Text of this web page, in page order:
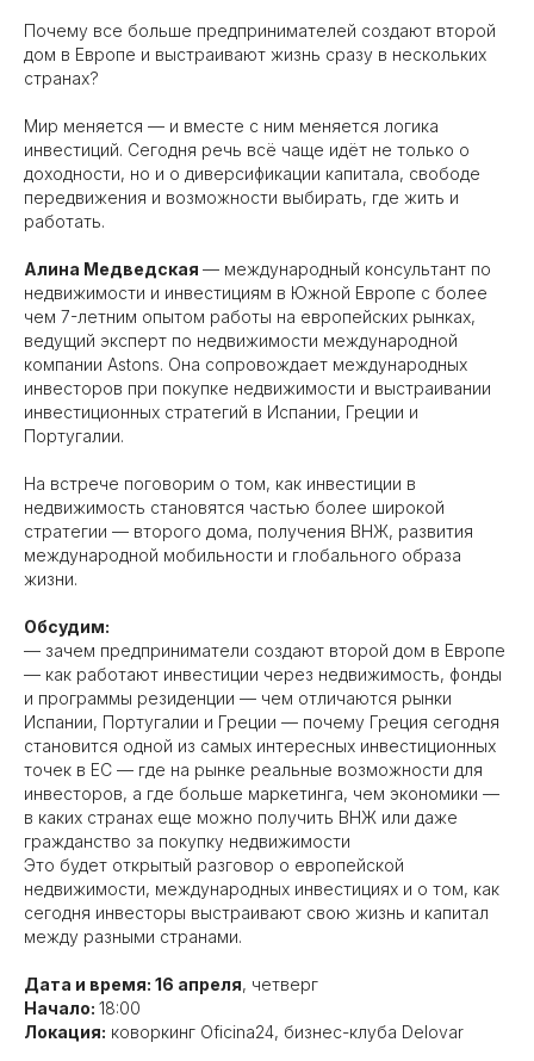
Почему все больше предпринимателей создают второй
дом в Европе и выстраивают жизнь сразу в нескольких
странах?
Мир меняется — и вместе с ним меняется логика
инвестиций. Сегодня речь всё чаще идёт не только о
доходности, но и о диверсификации капитала, свободе
передвижения и возможности выбирать, где жить и
работать.
Алина Медведская — международный консультант по
недвижимости и инвестициям в Южной Европе с более
чем 7-летним опытом работы на европейских рынках,
ведущий эксперт по недвижимости международной
компании Astons. Она сопровождает международных
инвесторов при покупке недвижимости и выстраивании
инвестиционных стратегий в Испании, Греции и
Португалии.
​На встрече поговорим о том, как инвестиции в
недвижимость становятся частью более широкой
стратегии — второго дома, получения ВНЖ, развития
международной мобильности и глобального образа
жизни.
Обсудим:
​— зачем предприниматели создают второй дом в Европе
— как работают инвестиции через недвижимость, фонды
и программы резиденции — чем отличаются рынки
Испании, Португалии и Греции — почему Греция сегодня
становится одной из самых интересных инвестиционных
точек в ЕС — где на рынке реальные возможности для
инвесторов, а где больше маркетинга, чем экономики —
в каких странах еще можно получить ВНЖ или даже
гражданство за покупку недвижимости
​Это будет открытый разговор о европейской
недвижимости, международных инвестициях и о том, как
сегодня инвесторы выстраивают свою жизнь и капитал
между разными странами.
Дата и время: 16 апреля, четверг
Начало: 18:00
Локация: коворкинг Oficina24, бизнес-клуба Delovar